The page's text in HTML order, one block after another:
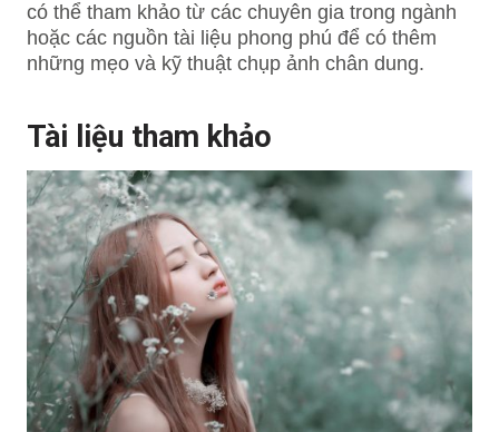
có thể tham khảo từ các chuyên gia trong ngành
hoặc các nguồn tài liệu phong phú để có thêm
những mẹo và kỹ thuật chụp ảnh chân dung.
Tài liệu tham khảo